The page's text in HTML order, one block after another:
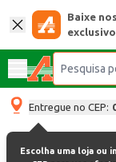
Baixe
Entregue no CEP:
Escolha uma loja ou